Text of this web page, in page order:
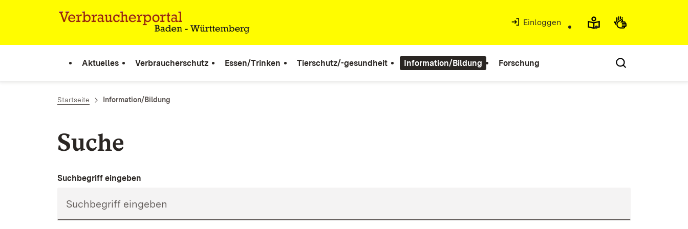
Zum Inhalt springen
Einloggen
Aktuelles Verbraucherschutz Essen/Trinken Tierschutz/-gesundheit Information/Bildung Forschung
Startseite Information/Bildung
Suche
Suchbegriff eingeben